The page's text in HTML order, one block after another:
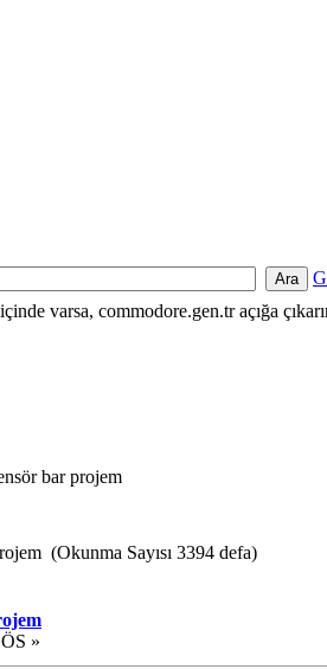
varsa, commodore.gen.tr açığa
bar projem
(Okunma Sayısı 3394 defa)
»